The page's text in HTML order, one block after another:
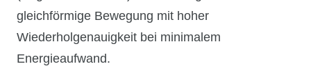
gleichförmige Bewegung mit hoher
Wiederholgenauigkeit bei minimalem
Energieaufwand.